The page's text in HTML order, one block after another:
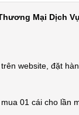
Mại Dịch
website, đặt
01 cái cho lần